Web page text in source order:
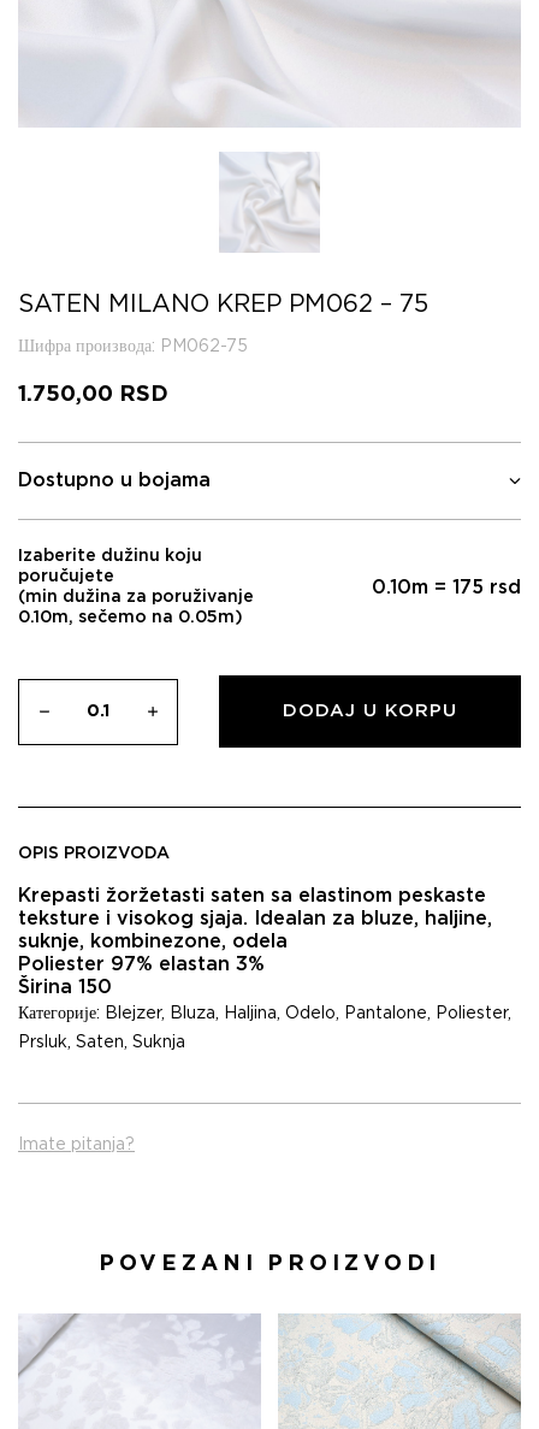
SATEN MILANO KREP PM062 – 75
Шифра производа: PM062-75
1.750,00 RSD
Dostupno u bojama
Izaberite dužinu koju
poručujete
(min dužina za poruživanje
0.10m, sečemo na 0.05m)
0.10m = 175 rsd
DODAJ U KORPU
OPIS PROIZVODA
Krepasti žoržetasti saten sa elastinom peskaste
teksture i visokog sjaja. Idealan za bluze, haljine,
suknje, kombinezone, odela
Poliester 97% elastan 3%
Širina 150
Категорије: Blejzer, Bluza, Haljina, Odelo, Pantalone, Poliester,
Prsluk, Saten, Suknja
Imate pitanja?
POVEZANI PROIZVODI